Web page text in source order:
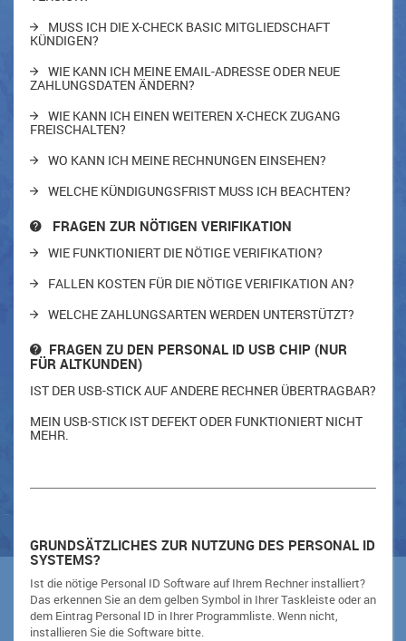
MUSS ICH DIE X-CHECK BASIC MITGLIEDSCHAFT
KÜNDIGEN?
WIE KANN ICH MEINE EMAIL-ADRESSE ODER NEUE
ZAHLUNGSDATEN ÄNDERN?
WIE KANN ICH EINEN WEITEREN X-CHECK ZUGANG
FREISCHALTEN?
WO KANN ICH MEINE RECHNUNGEN EINSEHEN?
WELCHE KÜNDIGUNGSFRIST MUSS ICH BEACHTEN?
FRAGEN ZUR NÖTIGEN VERIFIKATION
WIE FUNKTIONIERT DIE NÖTIGE VERIFIKATION?
FALLEN KOSTEN FÜR DIE NÖTIGE VERIFIKATION AN?
WELCHE ZAHLUNGSARTEN WERDEN UNTERSTÜTZT?
FRAGEN ZU DEN PERSONAL ID USB CHIP (NUR
FÜR ALTKUNDEN)
IST DER USB-STICK AUF ANDERE RECHNER ÜBERTRAGBAR?
MEIN USB-STICK IST DEFEKT ODER FUNKTIONIERT NICHT
MEHR.
GRUNDSÄTZLICHES ZUR NUTZUNG DES PERSONAL ID
SYSTEMS?
Ist die nötige Personal ID Software auf Ihrem Rechner installiert?
Das erkennen Sie an dem gelben Symbol in Ihrer Taskleiste oder an
dem Eintrag Personal ID in Ihrer Programmliste. Wenn nicht,
installieren Sie die Software bitte.